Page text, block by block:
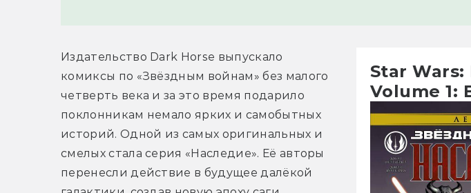
Star Wars:
Volume 1:
Издательство Dark Horse выпускало
комиксы по «Звёздным войнам» без малого
четверть века и за это время подарило
поклонникам немало ярких и самобытных
историй. Одной из самых оригинальных и
смелых стала серия «Наследие». Её авторы
перенесли действие в будущее далёкой